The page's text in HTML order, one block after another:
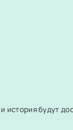
будут